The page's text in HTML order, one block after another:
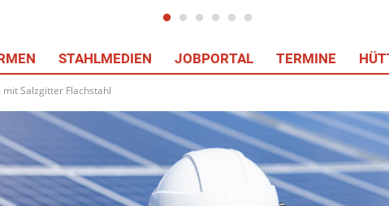
STAHLMEDIEN JOBPORTAL TERMINE
Salzgitter Flachstahl